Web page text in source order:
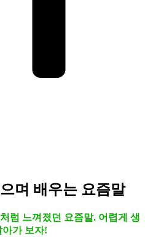
며 배우는 요즘말
럼 느껴졌던 요즘말. 어렵게 생
가 보자!